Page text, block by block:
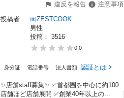
違反を報告
注意事項
投稿者
㈱ZESTCOOK
男性
投稿： 3516
0.0
身分証 電話番号 法人書類 認証とは
✨店舗staff募集✨ ✅首都圏を中心に約100
店舗ほど店舗展開 ✅創業40年以上の...